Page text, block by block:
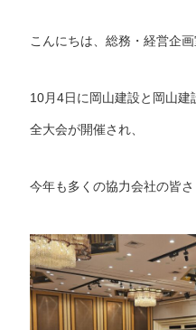
こんにちは、総務・経営企画
10月4日に岡山建設と岡山
全大会が開催され、
今年も多くの協力会社の皆